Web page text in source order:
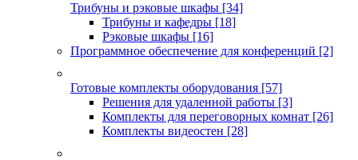
Трибуны и рэковые шкафы [34]
Трибуны и кафедры [18]
Рэковые шкафы [16]
Программное обеспечение для конференций [2]
Готовые комплекты оборудования [57]
Решения для удаленной работы [3]
Комплекты для переговорных комнат [26]
Комплекты видеостен [28]